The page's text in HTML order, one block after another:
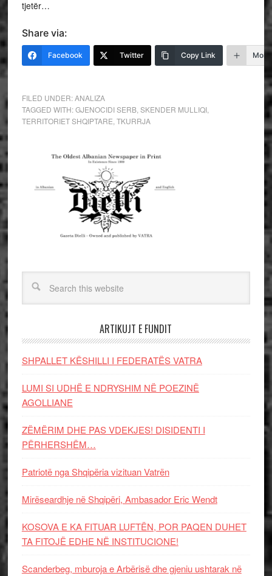
tjetër…
Share via:
Facebook Twitter Copy Link More
FILED UNDER:ANALIZA
TAGGED WITH:GJENOCIDI SERB, SKENDER MULLIQI,
TERRITORIET SHQIPTARE TKURRJA
ARTIKUJT E FUNDIT
SHPALLET KËSHILLI I FEDERATËS VATRA
LUMI SI UDHË E NDRYSHIM NË POEZINË
AGOLLIANE
ZËMËRIM DHE PAS VDEKJES! DISIDENTI I
PËRHERSHËM…
Patriotë nga Shqipëria vizituan Vatrën
Mirëseardhje në Shqipëri, Ambasador Eric Wendt
KOSOVA E KA FITUAR LUFTËN, POR PAQEN DUHET
TA FITOJË EDHE NË INSTITUCIONE!
Scanderbeg, mburoja e Arbërisë dhe gjeniu ushtarak në